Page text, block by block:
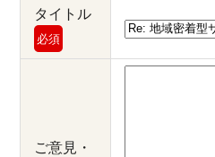
タイトル
必須
ご意見・